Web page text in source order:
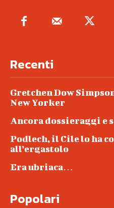
Recenti
Gretchen Dow
New Yorker
Ancora dossieraggi e
Podlech, il Cile lo ha
all’ergastolo
Era ubriaca…
Popolari